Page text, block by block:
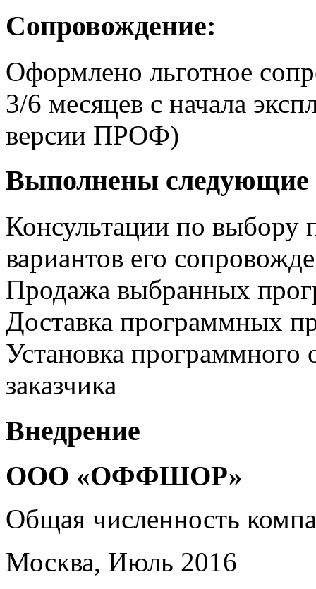
Сопровождение:
Оформлено льготное
3/6 месяцев с начала
версии ПРОФ)
Выполнены следующие
Консультации по выбору
вариантов его
Продажа выбранных
Доставка программных
Установка
заказчика
Внедрение
ООО «ОФФШОР»
Общая численность
Москва, Июль 2016